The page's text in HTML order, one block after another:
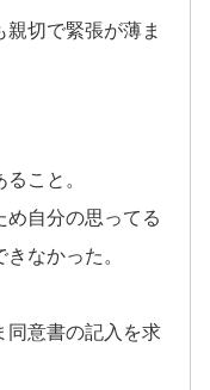
切で緊張が薄ま
こと。
め自分の思ってる
なかった。
同意書の記入を求